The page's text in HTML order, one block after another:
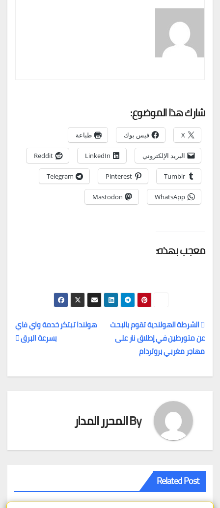
شارك هذا الموضوع:
X فيس بوك طباعة
البريد الإلكتروني LinkedIn
Reddit
Tumblr
Pinterest
Telegram
WhatsApp
Mastodon
معجب بهذه:
تصفّح
المقالات
هولندا تبتكر خدمة واي فاي
بسرعة البرق
الشرطة الهولندية تقوم بالبحث
عن متورطين في إطلاق نار على
مهاجر مغربي بروتردام
Byالمحرر المدار
Related Post